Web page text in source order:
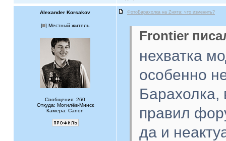
Alexander Korsakov ФотоБарахолка на Zнята: что изменить?
[ ] Местный житель
Сообщения: 260
Откуда: Могилёв-Минск
Камера: Canon
Frontier
нехватка
особенно
Барахолка,
правил
да и